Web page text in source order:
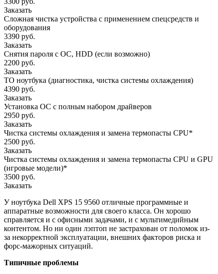
Заказать
Сложная чистка устройства с применением спецсредств и
оборудования
3390 руб.
Заказать
Снятия пароля с OC, HDD (если возможно)
2200 руб.
Заказать
ТО ноутбука (диагностика, чистка системы охлаждения)
4390 руб.
Заказать
Установка ОС с полным набором драйверов
2950 руб.
Заказать
Чистка системы охлаждения и замена термопасты CPU*
2500 руб.
Заказать
Чистка системы охлаждения и замена термопасты CPU и GPU
(игровые модели)*
3500 руб.
Заказать
У ноутбука Dell XPS 15 9560 отличные программные и
аппаратные возможности для своего класса. Он хорошо
справляется и с офисными задачами, и с мультимедийным
контентом. Но ни один лэптоп не застрахован от поломок из-
за некорректной эксплуатации, внешних факторов риска и
форс-мажорных ситуаций.
Типичные проблемы